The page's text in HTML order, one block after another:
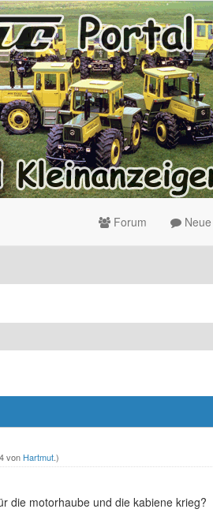
Forum
von Hartmut.)
die motorhaube und die kabiene krieg?